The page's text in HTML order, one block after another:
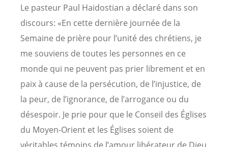
Le pasteur Paul Haidostian a déclaré dans son
discours: «En cette dernière journée de la
Semaine de prière pour l’unité des chrétiens, je
me souviens de toutes les personnes en ce
monde qui ne peuvent pas prier librement et en
paix à cause de la persécution, de l’injustice, de
la peur, de l’ignorance, de l’arrogance ou du
désespoir. Je prie pour que le Conseil des Églises
du Moyen-Orient et les Églises soient de